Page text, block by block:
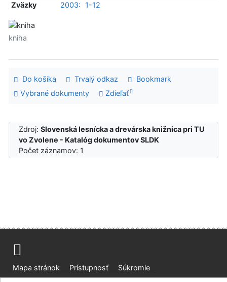
Zväzky
2003: 1-12
kniha
Do košíka Trvalý odkaz
Bookmark
Vybrané dokumenty
Zdieľať
Zdroj:Slovenská lesnícka a drevárska knižnica pri TU
vo Zvolene - Katalóg dokumentov SLDK
Počet záznamov: 1
Mapa stránok Prístupnosť
Súkromie